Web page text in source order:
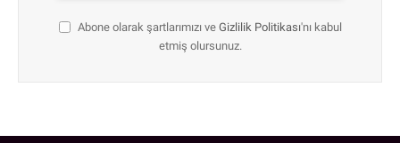
Abone olarak şartlarımızı ve Gizlilik Politikası'nı kabul
etmiş olursunuz.